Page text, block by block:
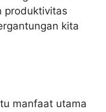
produktivitas
kita
manfaat utama